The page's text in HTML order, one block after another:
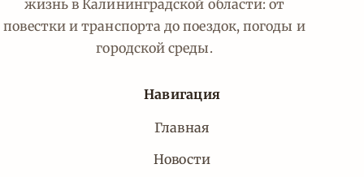
жизнь в Калининградской области: от
повестки и транспорта до поездок, погоды и
городской среды.
Навигация
Главная
Новости